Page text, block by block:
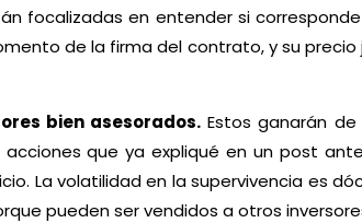
focalizadas en entender si
de la firma del contrato, y su
bien asesorados. Estos ganarán
que ya expliqué en un post
La volatilidad en la supervivencia es
pueden ser vendidos a otros